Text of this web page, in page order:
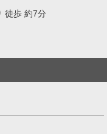
徒歩 約7分